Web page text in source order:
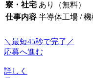
寮・社宅 あり（無料）
仕事内容 半導体工場 /
＼最短45秒で完了／
応募へ進む
詳しく